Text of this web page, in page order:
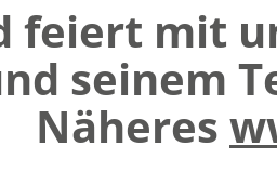
feiert mit
seinem
Näheres